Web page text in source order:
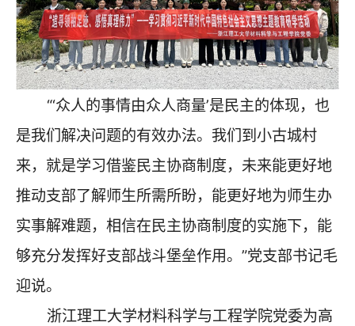
“‘众人的事情由众人商量’是民主的体现，也
是我们解决问题的有效办法。我们到小古城村
来，就是学习借鉴民主协商制度，未来能更好地
推动支部了解师生所需所盼，能更好地为师生办
实事解难题，相信在民主协商制度的实施下，能
够充分发挥好支部战斗堡垒作用。”党支部书记毛
迎说。
浙江理工大学材料科学与工程学院党委为高